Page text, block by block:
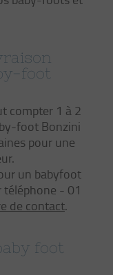
foot
compter 1 à 2
foot Bonzini
pour une
un babyfoot
téléphone - 01
de contact.
foot